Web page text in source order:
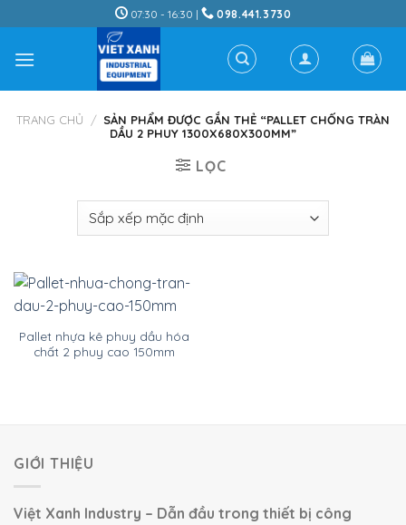
to
content
07:30 - 16:30 | 098.441.3730
TRANG CHỦ / SẢN PHẨM ĐƯỢC GẮN THẺ “PALLET CHỐNG TRÀN
DẦU 2 PHUY 1300X680X300MM”
LỌC
Pallet nhựa kê phuy dầu hóa
chất 2 phuy cao 150mm
GIỚI THIỆU
Việt Xanh Industry – Dẫn đầu trong thiết bị công